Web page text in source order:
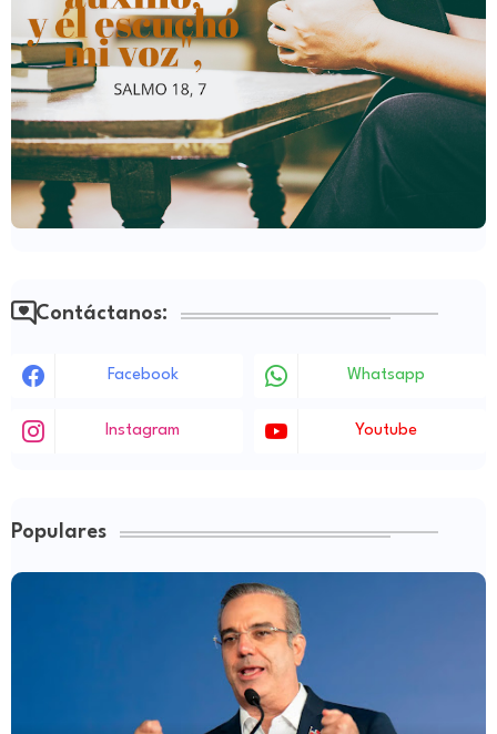
Contáctanos:
Facebook Whatsapp
Instagram Youtube
Populares